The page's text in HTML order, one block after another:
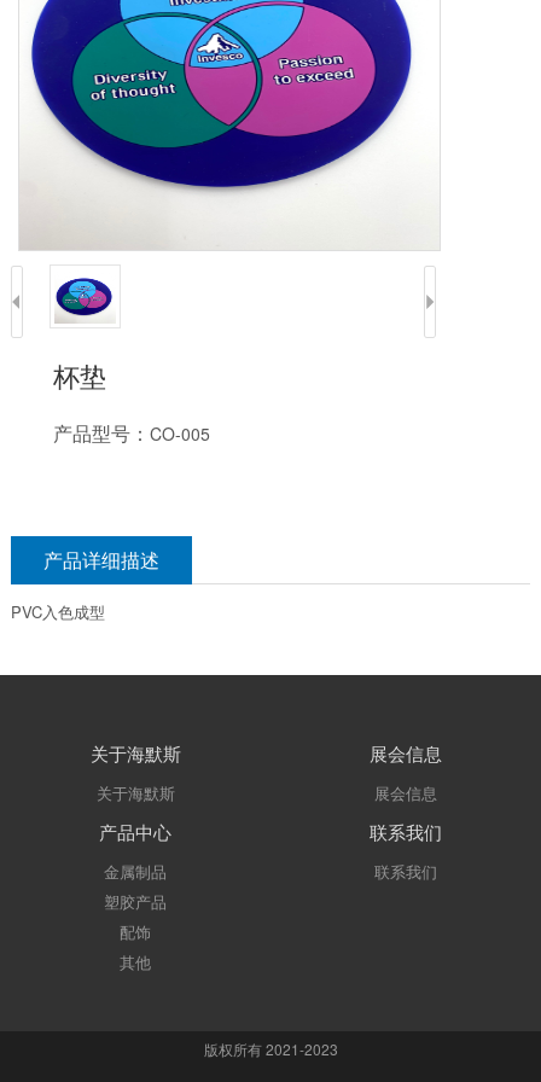
杯垫
产品型号：CO-005
产品详细描述
PVC入色成型
关于海默斯
关于海默斯
展会信息
展会信息
产品中心
金属制品
塑胶产品
配饰
其他
联系我们
联系我们
版权所有 2021-2023